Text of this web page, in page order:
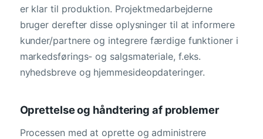
er klar til produktion. Projektmedarbejderne
bruger derefter disse oplysninger til at informere
kunder/partnere og integrere færdige funktioner i
markedsførings- og salgsmateriale, f.eks.
nyhedsbreve og hjemmesideopdateringer.
Oprettelse og håndtering af problemer
Processen med at oprette og administrere